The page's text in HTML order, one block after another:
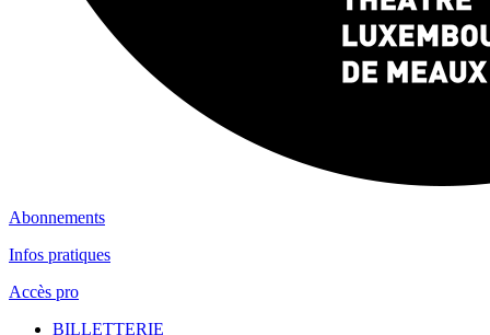
Abonnements
Infos pratiques
Accès pro
BILLETTERIE